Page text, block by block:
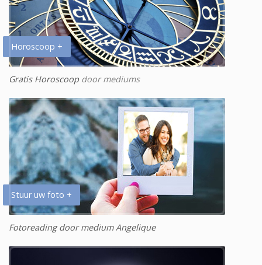
Horoscoop +
Gratis Horoscoopdoor mediums
Stuur uw foto +
Fotoreading door medium Angelique